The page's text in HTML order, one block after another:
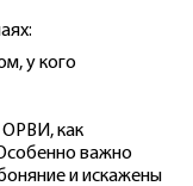
у кого
ОРВИ, как
важно
и искажены